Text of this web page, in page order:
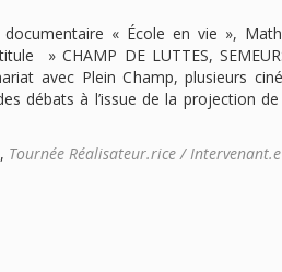
de
casting
« École en vie »,
» CHAMP DE LUTTES,
avec Plein Champ, plusieurs
débats à l’issue de la projection
, Tournée Réalisateur.rice / Intervenant.e